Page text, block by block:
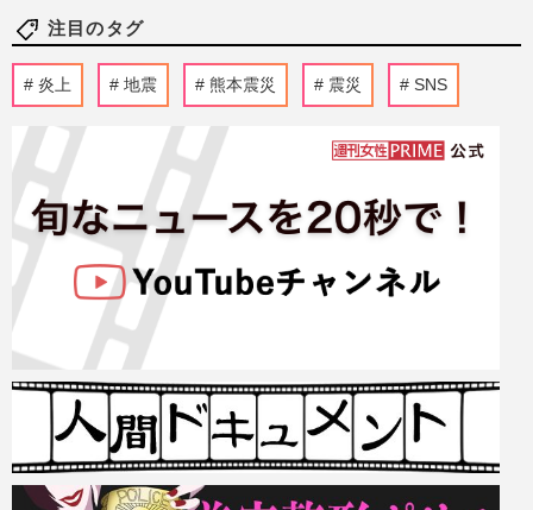
注目のタグ
炎上 地震 熊本震災 震災 SNS